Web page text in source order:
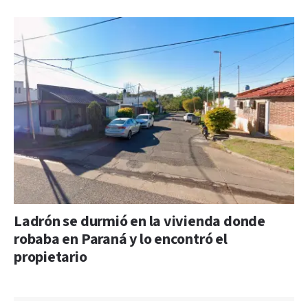
Ladrón se durmió en la vivienda donde
robaba en Paraná y lo encontró el
propietario